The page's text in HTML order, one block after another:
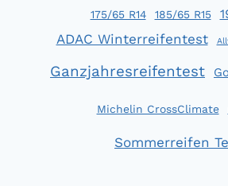
175/65 R14 185/65 R15
ADAC Winterreifentest
Ganzjahresreifentest
Michelin CrossClimate
Sommerreifen